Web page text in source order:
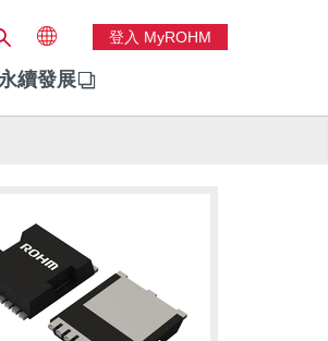
登入 MyROHM
續發展